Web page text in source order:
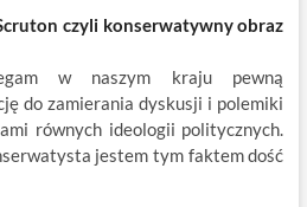
czyli konserwatywny obraz
w naszym kraju pewną
do zamierania dyskusji i polemiki
równych ideologii politycznych.
jestem tym faktem dość